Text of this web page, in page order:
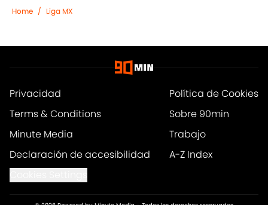
Home / Liga MX
Privacidad
Política de Cookies
Terms & Conditions
Sobre 90min
Minute Media
Trabajo
Declaración de accesibilidad
A-Z Index